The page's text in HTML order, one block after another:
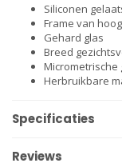
Siliconen
Frame van
Gehard glas
Breed
Micrometrische
Herbruikbare
Specificaties
Reviews